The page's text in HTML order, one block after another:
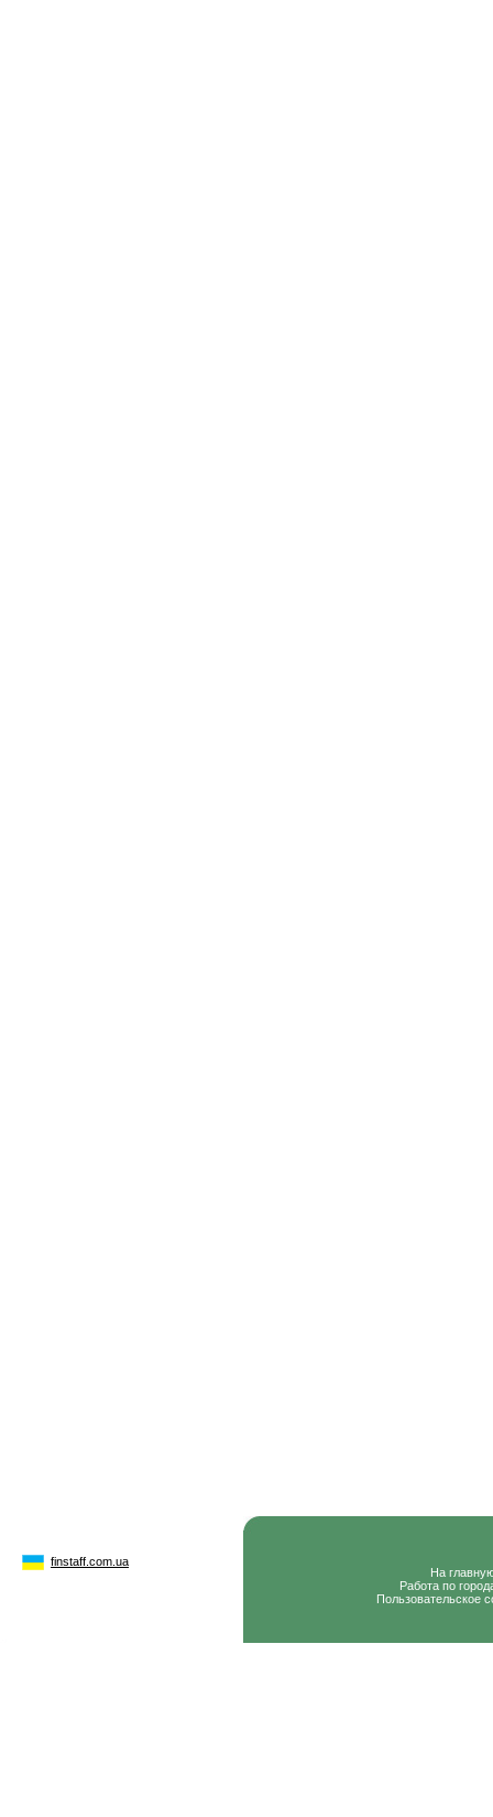
finstaff.com.ua
На
Работа по
Пользовательское